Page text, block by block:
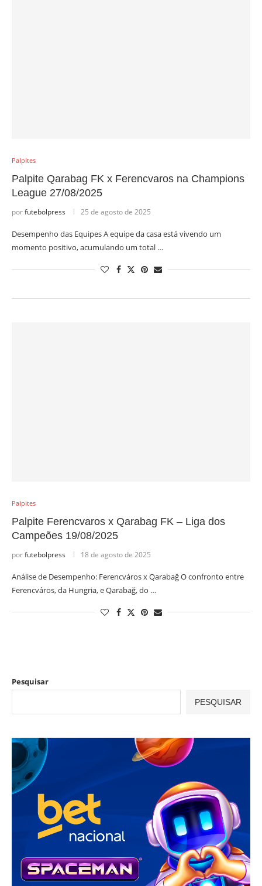
Palpites
Palpite Qarabag FK x Ferencvaros na Champions
League 27/08/2025
porfutebolpress 25 de agosto de 2025
Desempenho das Equipes A equipe da casa está vivendo um
momento positivo, acumulando um total …
Palpites
Palpite Ferencvaros x Qarabag FK – Liga dos
Campeões 19/08/2025
porfutebolpress 18 de agosto de 2025
Análise de Desempenho: Ferencváros x Qarabağ O confronto entre
Ferencváros, da Hungria, e Qarabağ, do …
Pesquisar
PESQUISAR